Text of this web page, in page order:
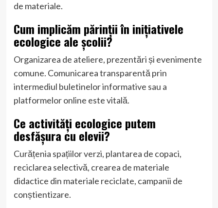
de materiale.
Cum implicăm părinții în inițiativele
ecologice ale școlii?
Organizarea de ateliere, prezentări și evenimente
comune. Comunicarea transparentă prin
intermediul buletinelor informative sau a
platformelor online este vitală.
Ce activități ecologice putem
desfășura cu elevii?
Curățenia spațiilor verzi, plantarea de copaci,
reciclarea selectivă, crearea de materiale
didactice din materiale reciclate, campanii de
conștientizare.